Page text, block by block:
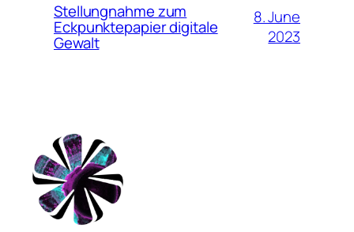
Stellungnahme zum
Eckpunktepapier digitale
Gewalt
8. June
2023